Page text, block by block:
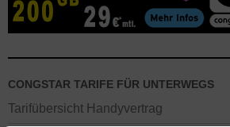
CONGSTAR TARIFE FÜR UNTERWEGS
Tarifübersicht Handyvertrag